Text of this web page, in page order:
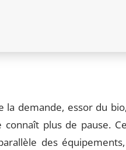
la demande, essor du
connaît plus de pause.
des